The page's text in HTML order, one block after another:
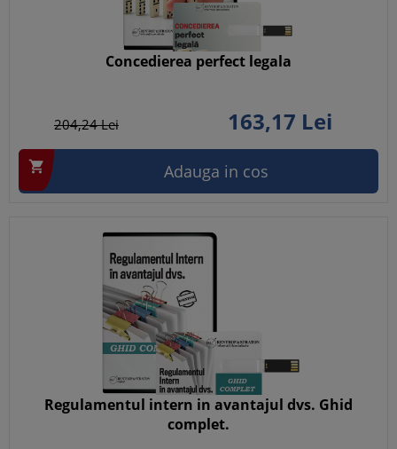
Concedierea perfect legala
204,24Lei 163,17 Lei
 Adauga in cos
Regulamentul intern in avantajul dvs. Ghid
complet.